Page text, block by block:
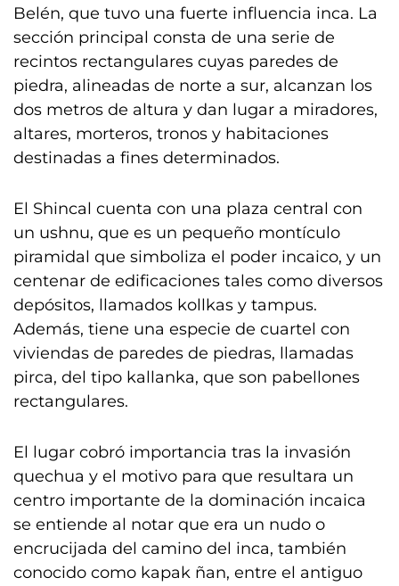
Belén, que tuvo una fuerte influencia inca. La
sección principal consta de una serie de
recintos rectangulares cuyas paredes de
piedra, alineadas de norte a sur, alcanzan los
dos metros de altura y dan lugar a miradores,
altares, morteros, tronos y habitaciones
destinadas a fines determinados.
El Shincal cuenta con una plaza central con
un ushnu, que es un pequeño montículo
piramidal que simboliza el poder incaico, y un
centenar de edificaciones tales como diversos
depósitos, llamados kollkas y tampus.
Además, tiene una especie de cuartel con
viviendas de paredes de piedras, llamadas
pirca, del tipo kallanka, que son pabellones
rectangulares.
El lugar cobró importancia tras la invasión
quechua y el motivo para que resultara un
centro importante de la dominación incaica
se entiende al notar que era un nudo o
encrucijada del camino del inca, también
conocido como kapak ñan, entre el antiguo